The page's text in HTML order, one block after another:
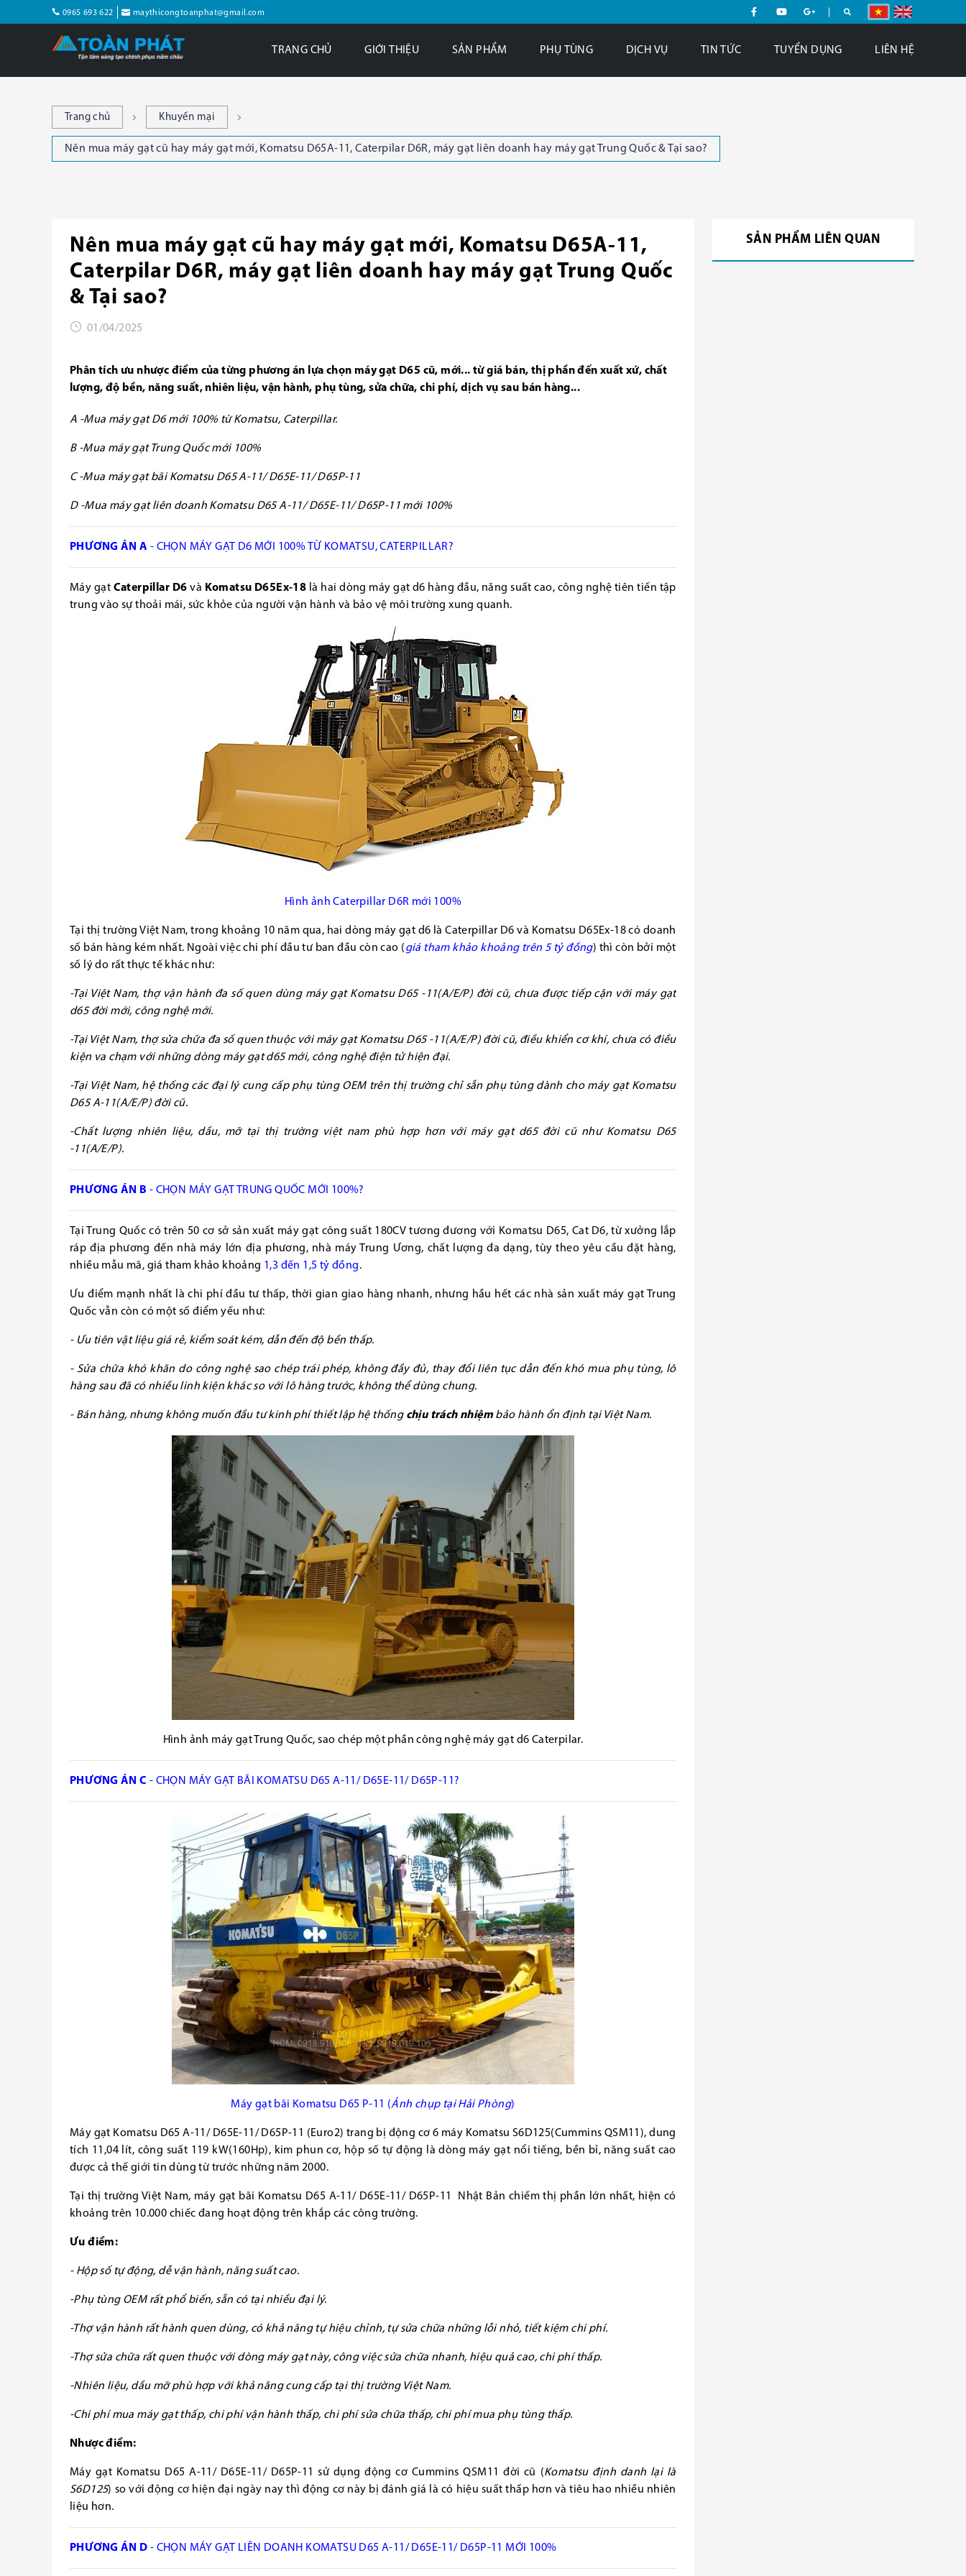
0965 693 622 maythicongtoanphat@gmail.com
TRANG CHỦ GIỚI THIỆU SẢN PHẨM PHỤ TÙNG DỊCH VỤ TIN TỨC TUYỂN DỤNG LIÊN HỆ
Trang chủ Khuyến mại
Nên mua máy gạt cũ hay máy gạt mới, Komatsu D65A-11, Caterpilar D6R, máy gạt liên doanh hay máy gạt Trung Quốc & Tại sao?
Nên mua máy gạt cũ hay máy gạt mới, Komatsu D65A-11,
Caterpilar D6R, máy gạt liên doanh hay máy gạt Trung Quốc
& Tại sao?
01/04/2025
Phân tích ưu nhược điểm của từng phương án lựa chọn máy gạt D65 cũ, mới... từ giá bán, thị phần đến xuất xứ, chất
lượng, độ bền, năng suất, nhiên liệu, vận hành, phụ tùng, sửa chữa, chi phí, dịch vụ sau bán hàng...
A -Mua máy gạt D6 mới 100% từ Komatsu, Caterpillar.
B -Mua máy gạt Trung Quốc mới 100%
C -Mua máy gạt bãi Komatsu D65 A-11/ D65E-11/ D65P-11
D -Mua máy gạt liên doanh Komatsu D65 A-11/ D65E-11/ D65P-11 mới 100%
PHƯƠNG ÁN A - CHỌN MÁY GẠT D6 MỚI 100% TỪ KOMATSU, CATERPILLAR?
Máy gạt Caterpillar D6 và Komatsu D65Ex-18 là hai dòng máy gạt d6 hàng đầu, năng suất cao, công nghệ tiên tiến tập
trung vào sự thoải mái, sức khỏe của người vận hành và bảo vệ môi trường xung quanh.
Hình ảnh Caterpillar D6R mới 100%
Tại thị trường Việt Nam, trong khoảng 10 năm qua, hai dòng máy gạt d6 là Caterpillar D6 và Komatsu D65Ex-18 có doanh
số bán hàng kém nhất. Ngoài việc chi phí đầu tư ban đầu còn cao (giá tham khảo khoảng trên 5 tỷ đồng) thì còn bởi một
số lý do rất thực tế khác như:
-Tại Việt Nam, thợ vận hành đa số quen dùng máy gạt Komatsu D65 -11(A/E/P) đời cũ, chưa được tiếp cận với máy gạt
d65 đời mới, công nghệ mới.
-Tại Việt Nam, thợ sửa chữa đa số quen thuộc với máy gạt Komatsu D65 -11(A/E/P) đời cũ, điều khiển cơ khí, chưa có điều
kiện va chạm với những dòng máy gạt d65 mới, công nghệ điện tử hiện đại.
-Tại Việt Nam, hệ thống các đại lý cung cấp phụ tùng OEM trên thị trường chỉ sẵn phụ tùng dành cho máy gạt Komatsu
D65 A-11(A/E/P) đời cũ.
-Chất lượng nhiên liệu, dầu, mỡ tại thị trường việt nam phù hợp hơn với máy gạt d65 đời cũ như Komatsu D65
-11(A/E/P).
PHƯƠNG ÁN B - CHỌN MÁY GẠT TRUNG QUỐC MỚI 100%?
Tại Trung Quốc có trên 50 cơ sở sản xuất máy gạt công suất 180CV tương đương với Komatsu D65, Cat D6, từ xưởng lắp
ráp địa phương đến nhà máy lớn địa phương, nhà máy Trung Ương, chất lượng đa dạng, tùy theo yêu cầu đặt hàng,
nhiều mẫu mã, giá tham khảo khoảng 1,3 đến 1,5 tỷ đồng.
Ưu điểm mạnh nhất là chi phí đầu tư thấp, thời gian giao hàng nhanh, nhưng hầu hết các nhà sản xuất máy gạt Trung
Quốc vẫn còn có một số điểm yếu như:
- Ưu tiên vật liệu giá rẻ, kiểm soát kém, dẫn đến độ bền thấp.
- Sửa chữa khó khăn do công nghệ sao chép trái phép, không đầy đủ, thay đổi liên tục dẫn đến khó mua phụ tùng, lô
hàng sau đã có nhiều linh kiện khác so với lô hàng trước, không thể dùng chung.
- Bán hàng, nhưng không muốn đầu tư kinh phí thiết lập hệ thống chịu trách nhiệm bảo hành ổn định tại Việt Nam.
Hình ảnh máy gạt Trung Quốc, sao chép một phần công nghệ máy gạt d6 Caterpilar.
PHƯƠNG ÁN C - CHỌN MÁY GẠT BÃI KOMATSU D65 A-11/ D65E-11/ D65P-11?
Máy gạt bãi Komatsu D65 P-11 (Ảnh chụp tại Hải Phòng)
Máy gạt Komatsu D65 A-11/ D65E-11/ D65P-11 (Euro2) trang bị động cơ 6 máy Komatsu S6D125(Cummins QSM11), dung
tích 11,04 lít, công suất 119 kW(160Hp), kim phun cơ, hộp số tự động là dòng máy gạt nổi tiếng, bền bỉ, năng suất cao
được cả thế giới tin dùng từ trước những năm 2000.
Tại thị trường Việt Nam, máy gạt bãi Komatsu D65 A-11/ D65E-11/ D65P-11 Nhật Bản chiếm thị phần lớn nhất, hiện có
khoảng trên 10.000 chiếc đang hoạt động trên khắp các công trường.
Ưu điểm:
- Hộp số tự động, dễ vận hành, năng suất cao.
-Phụ tùng OEM rất phổ biến, sẵn có tại nhiều đại lý.
-Thợ vận hành rất hành quen dùng, có khả năng tự hiệu chỉnh, tự sửa chữa những lỗi nhỏ, tiết kiệm chi phí.
-Thợ sửa chữa rất quen thuộc với dòng máy gạt này, công việc sửa chữa nhanh, hiệu quả cao, chi phí thấp.
-Nhiên liệu, dầu mỡ phù hợp với khả năng cung cấp tại thị trường Việt Nam.
-Chi phí mua máy gạt thấp, chi phí vận hành thấp, chi phí sửa chữa thấp, chi phí mua phụ tùng thấp.
Nhược điểm:
Máy gạt Komatsu D65 A-11/ D65E-11/ D65P-11 sử dụng động cơ Cummins QSM11 đời cũ (Komatsu định danh lại là
S6D125) so với động cơ hiện đại ngày nay thì động cơ này bị đánh giá là có hiệu suất thấp hơn và tiêu hao nhiều nhiên
liệu hơn.
PHƯƠNG ÁN D - CHỌN MÁY GẠT LIÊN DOANH KOMATSU D65 A-11/ D65E-11/ D65P-11 MỚI 100%
SẢN PHẨM LIÊN QUAN